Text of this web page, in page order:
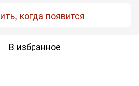
когда появится
В избранное